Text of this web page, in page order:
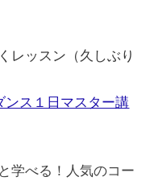
レッスン（久しぶり
ンス１日マスター講
学べる！人気のコー